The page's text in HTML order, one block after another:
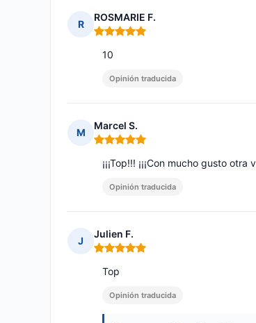
R
ROSMARIE F.
Nota: 5 de 5
10
Opinión traducida
M
Marcel S.
Nota: 5 de 5
¡¡¡Top!!! ¡¡¡Con mucho gusto otra
Opinión traducida
J
Julien F.
Nota: 5 de 5
Top
Opinión traducida